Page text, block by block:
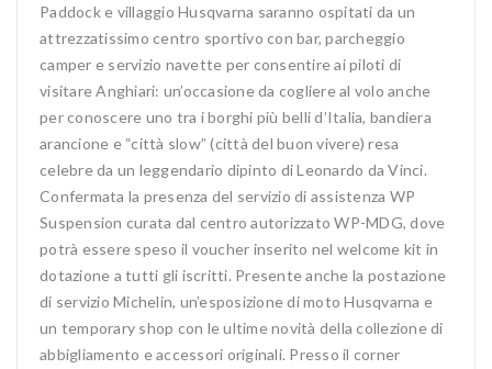
Paddock e villaggio Husqvarna saranno ospitati da un
attrezzatissimo centro sportivo con bar, parcheggio
camper e servizio navette per consentire ai piloti di
visitare Anghiari: un’occasione da cogliere al volo anche
per conoscere uno tra i borghi più belli d’Italia, bandiera
arancione e “città slow” (città del buon vivere) resa
celebre da un leggendario dipinto di Leonardo da Vinci.
Confermata la presenza del servizio di assistenza WP
Suspension curata dal centro autorizzato WP-MDG, dove
potrà essere speso il voucher inserito nel welcome kit in
dotazione a tutti gli iscritti. Presente anche la postazione
di servizio Michelin, un’esposizione di moto Husqvarna e
un temporary shop con le ultime novità della collezione di
abbigliamento e accessori originali. Presso il corner